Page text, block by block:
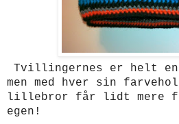
Tvillingernes er helt
men med hver sin
lillebror får lidt mere
egen!